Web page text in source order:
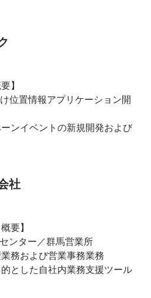
】
位置情報アプリケーション開
ーンイベントの新規開発および
社
要】
ンター／群馬営業所
務および営業事務業務
的とした自社内業務支援ツール